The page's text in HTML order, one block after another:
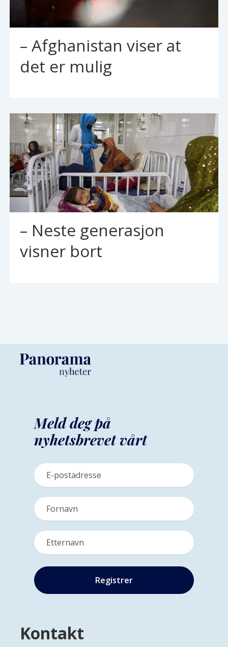
– Afghanistan viser at
det er mulig
– Neste generasjon
visner bort
Meld deg på
nyhetsbrevet vårt
Kontakt